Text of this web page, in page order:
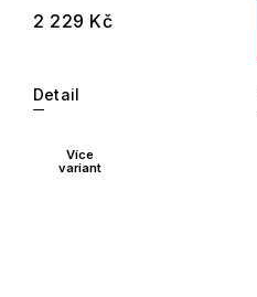
2 229 Kč
Detail
Více
variant